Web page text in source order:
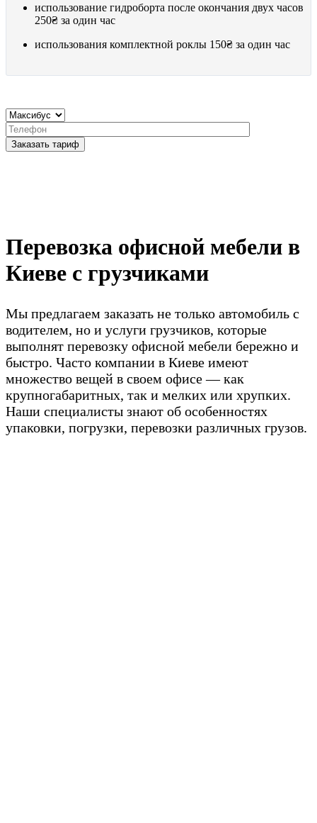
использование гидроборта после окончания двух часов
250₴ за один час
использования комплектной роклы 150₴ за один час
Перевозка офисной мебели в
Киеве с грузчиками
Мы предлагаем заказать не только автомобиль с
водителем, но и услуги грузчиков, которые
выполнят перевозку офисной мебели бережно и
быстро. Часто компании в Киеве имеют
множество вещей в своем офисе — как
крупногабаритных, так и мелких или хрупких.
Наши специалисты знают об особенностях
упаковки, погрузки, перевозки различных грузов.